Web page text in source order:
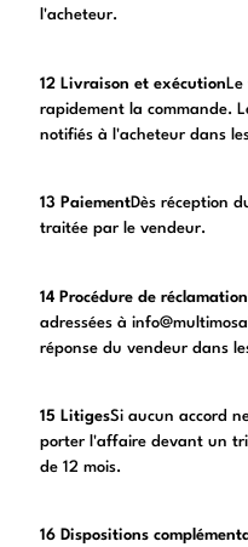
l'acheteur.
12 Livraison et exécution
rapidement la commande.
notifiés à l'acheteur dans
13 PaiementDès réception
traitée par le vendeur.
14 Procédure de réclamation
adressées à
réponse du vendeur dans
15 LitigesSi aucun accord
porter l'affaire devant un
de 12 mois.
16 Dispositions